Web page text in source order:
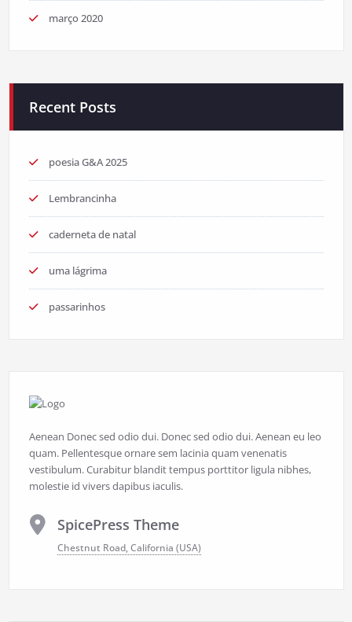
março 2020
Recent Posts
poesia G&A 2025
Lembrancinha
caderneta de natal
uma lágrima
passarinhos
Aenean Donec sed odio dui. Donec sed odio dui. Aenean eu leo
quam. Pellentesque ornare sem lacinia quam venenatis
vestibulum. Curabitur blandit tempus porttitor ligula nibhes,
molestie id vivers dapibus iaculis.
SpicePress Theme
Chestnut Road, California (USA)